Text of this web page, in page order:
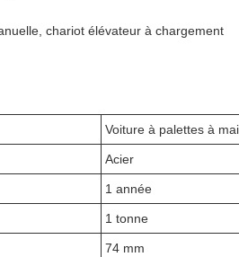
chariot élévateur à chargement
Voiture à palettes à
Acier
1 année
1 tonne
74 mm